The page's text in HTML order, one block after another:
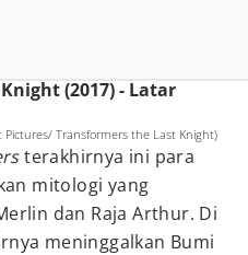
(2017) - Latar
Transformers the Last Knight)
terakhirnya ini para
mitologi yang
dan Raja Arthur. Di
meninggalkan Bumi